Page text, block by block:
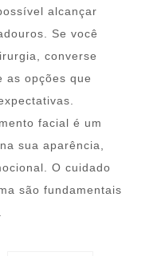
alcançar
Se você
converse
as opções que
facial é um
sua aparência,
O cuidado
são fundamentais